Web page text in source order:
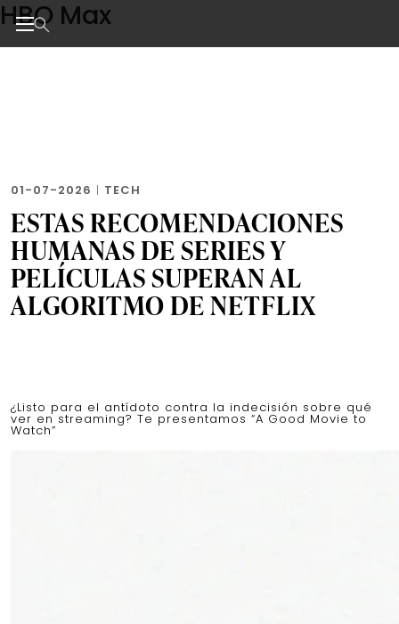
Skip
to
the
HBO Max
01-07-2026 | TECH
ESTAS RECOMENDACIONES
HUMANAS DE SERIES Y
PELÍCULAS SUPERAN AL
ALGORITMO DE NETFLIX
¿Listo para el antídoto contra la indecisión sobre qué
ver en streaming? Te presentamos “A Good Movie to
Watch”